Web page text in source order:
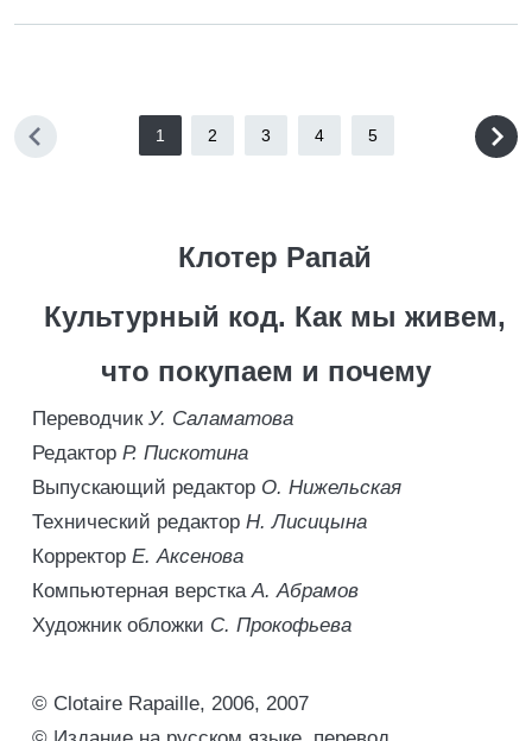
1 2 3 4 5
Клотер Рапай
Культурный код. Как мы живем,
что покупаем и почему
Переводчик У. Саламатова
Редактор Р. Пискотина
Выпускающий редактор О. Нижельская
Технический редактор Н. Лисицына
Корректор Е. Аксенова
Компьютерная версткаА. Абрамов
Художник обложки С. Прокофьева
© Clotaire Rapaille, 2006, 2007